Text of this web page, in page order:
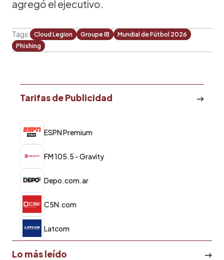
agregó el ejecutivo.
Tags: Cloud Legion Groupe IB
Mundial de Fútbol 2026
Phishing
Tarifas de Publicidad
ESPN Premium
FM 105.5 - Gravity
Depo.com.ar
C5N.com
Latcom
Lo más leído